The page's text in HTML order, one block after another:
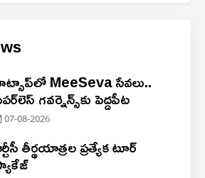
MeeSeva సేవలు..
గవర్నెన్స్‌కు పెద్దపీట
07-08-2026
తీర్థయాత్రల ప్రత్యేక టూర్